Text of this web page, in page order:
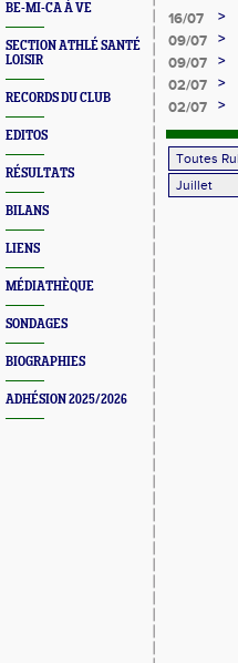
BE-MI-CA À VE
SECTION ATHLÉ SANTÉ
LOISIR
RECORDS DU CLUB
EDITOS
RÉSULTATS
BILANS
LIENS
MÉDIATHÈQUE
SONDAGES
BIOGRAPHIES
ADHÉSION 2025/2026
16/07 >
09/07
>
09/07 >
02/07
>
02/07 >